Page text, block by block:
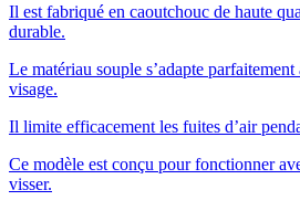
Il est fabriqué en caoutchouc de haute
durable.
Le matériau souple s’adapte
visage.
Il limite efficacement les fuites d’air
Ce modèle est conçu pour fonctionner
visser.